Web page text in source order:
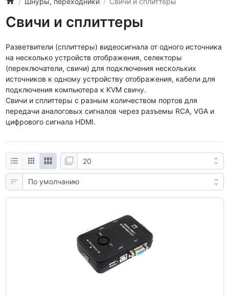
Свичи и сплиттеры
Разветвители (сплиттеры) видеосигнала от одного источника
на несколько устройств отображения, селекторы
(переключатели, свичи) для подключения нескольких
источников к одному устройству отображения, кабели для
подключения компьютера к KVM свичу.
Свичи и сплиттеры с разным количеством портов для
передачи аналоговых сигналов через разъемы RCA, VGA и
цифрового сигнала HDMI.